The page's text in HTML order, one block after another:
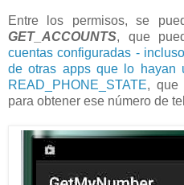
Entre los permisos, se
GET_ACCOUNTS, que
cuentas configuradas -
de otras apps que lo hayan
READ_PHONE_STATE, que
para obtener ese número de